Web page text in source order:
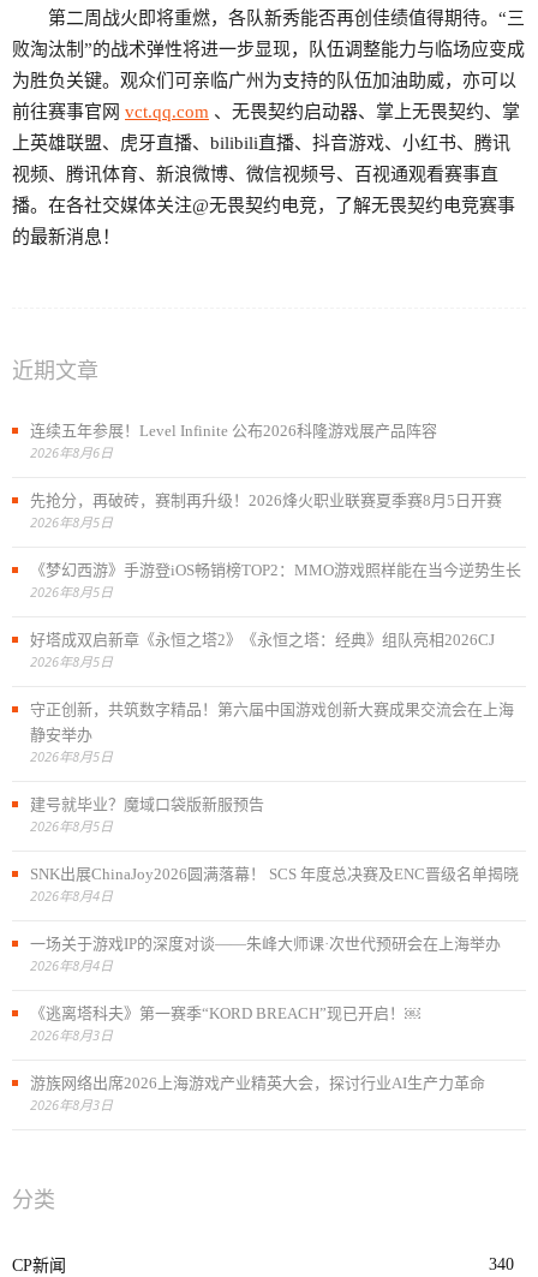
第二周战火即将重燃，各队新秀能否再创佳绩值得期待。“三
败淘汰制”的战术弹性将进一步显现，队伍调整能力与临场应变成
为胜负关键。观众们可亲临广州为支持的队伍加油助威，亦可以
前往赛事官网 vct.qq.com 、无畏契约启动器、掌上无畏契约、掌
上英雄联盟、虎牙直播、bilibili直播、抖音游戏、小红书、腾讯
视频、腾讯体育、新浪微博、微信视频号、百视通观看赛事直
播。在各社交媒体关注@无畏契约电竞，了解无畏契约电竞赛事
的最新消息！
近期文章
连续五年参展！Level Infinite 公布2026科隆游戏展产品阵容
2026年8月6日
先抢分，再破砖，赛制再升级！2026烽火职业联赛夏季赛8月5日开赛
2026年8月5日
《梦幻西游》手游登iOS畅销榜TOP2：MMO游戏照样能在当今逆势生长
2026年8月5日
好塔成双启新章《永恒之塔2》《永恒之塔：经典》组队亮相2026CJ
2026年8月5日
守正创新，共筑数字精品！第六届中国游戏创新大赛成果交流会在上海
静安举办
2026年8月5日
建号就毕业？魔域口袋版新服预告
2026年8月5日
SNK出展ChinaJoy2026圆满落幕！ SCS 年度总决赛及ENC晋级名单揭晓
2026年8月4日
一场关于游戏IP的深度对谈——朱峰大师课·次世代预研会在上海举办
2026年8月4日
《逃离塔科夫》第一赛季“KORD BREACH”现已开启！￼
2026年8月3日
游族网络出席2026上海游戏产业精英大会，探讨行业AI生产力革命
2026年8月3日
分类
CP新闻 340